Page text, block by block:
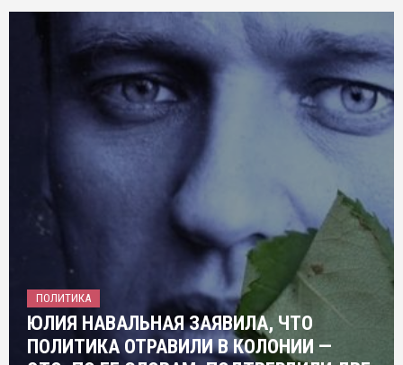
ПОЛИТИКА
ЮЛИЯ НАВАЛЬНАЯ ЗАЯВИЛА, ЧТО
ПОЛИТИКА ОТРАВИЛИ В КОЛОНИИ —